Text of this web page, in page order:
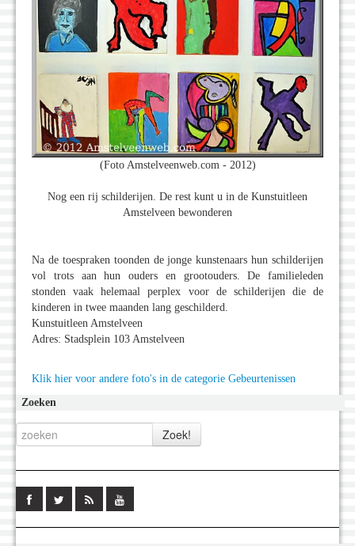
(Foto Amstelveenweb.com - 2012)
Nog een rij schilderijen. De rest kunt u in de Kunstuitleen
Amstelveen bewonderen
Na de toespraken toonden de jonge kunstenaars hun schilderijen
vol trots aan hun ouders en grootouders. De familieleden
stonden vaak helemaal perplex voor de schilderijen die de
kinderen in twee maanden lang geschilderd.
Kunstuitleen Amstelveen
Adres: Stadsplein 103 Amstelveen
Klik hier voor andere foto's in de categorie Gebeurtenissen
Zoeken